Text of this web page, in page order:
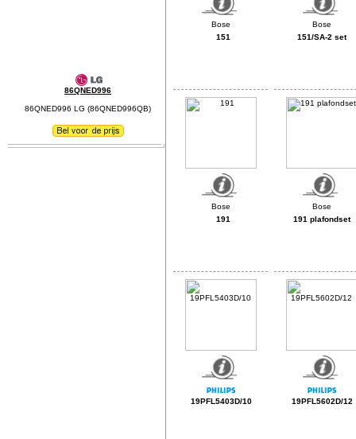
86QNED996
86QNED996 LG (86QNED996QB)
151 151/SA-2 set
191 191 plafondset
19PFL5403D/10 19PFL5602D/12